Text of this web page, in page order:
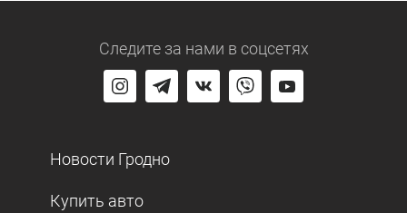
Следите за нами в соцсетях
Новости Гродно
Купить авто